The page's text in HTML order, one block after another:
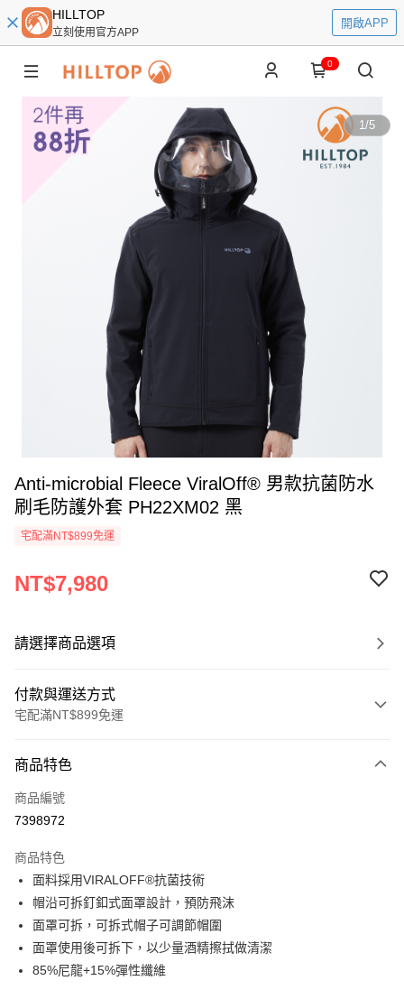
HILLTOP
立刻使用官方APP
開啟APP
0
1/5
Anti-microbial Fleece ViralOff® 男款抗菌防水
刷毛防護外套 PH22XM02 黑
宅配滿NT$899免運
NT$7,980
請選擇商品選項
付款與運送方式
宅配滿NT$899免運
信用卡一次付款
LINE Pay
悠遊付
Google Pay
運送方式
商品特色
商品編號
7398972
商品特色
面料採用VIRALOFF®抗菌技術
帽沿可拆釘釦式面罩設計，預防飛沫
面罩可拆，可拆式帽子可調節帽圍
面罩使用後可拆下，以少量酒精擦拭做清潔
85%尼龍+15%彈性纖維